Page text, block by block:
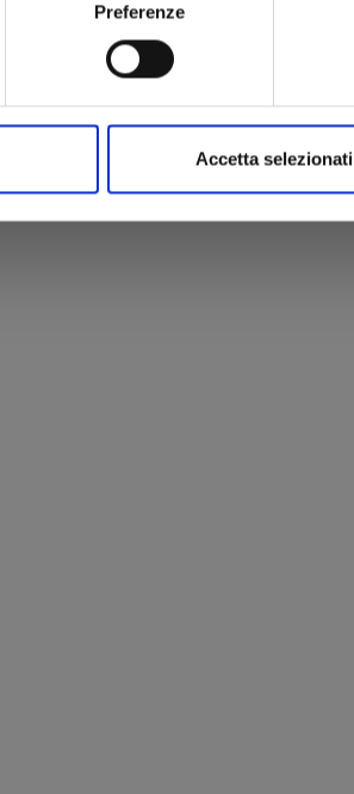
Preferenze
Accetta selezionati